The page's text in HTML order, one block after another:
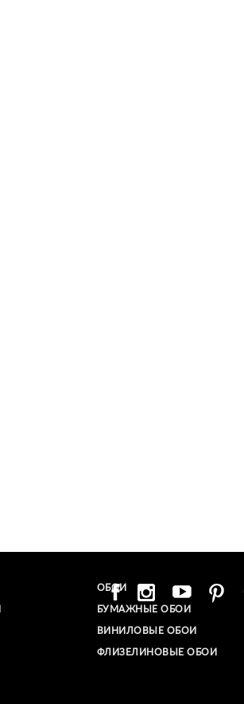
ОБОИ
БУМАЖНЫЕ ОБОИ
ВИНИЛОВЫЕ ОБОИ​
ФЛИЗЕЛИНОВЫЕ ОБОИ